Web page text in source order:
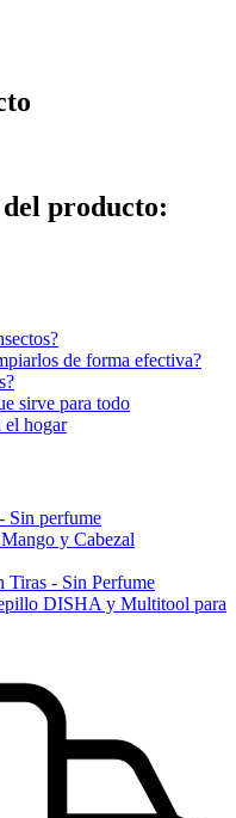
producto:
de forma efectiva?
sirve para todo
el hogar
Sin perfume
y Cabezal
Tiras - Sin Perfume
DISHA y Multitool para